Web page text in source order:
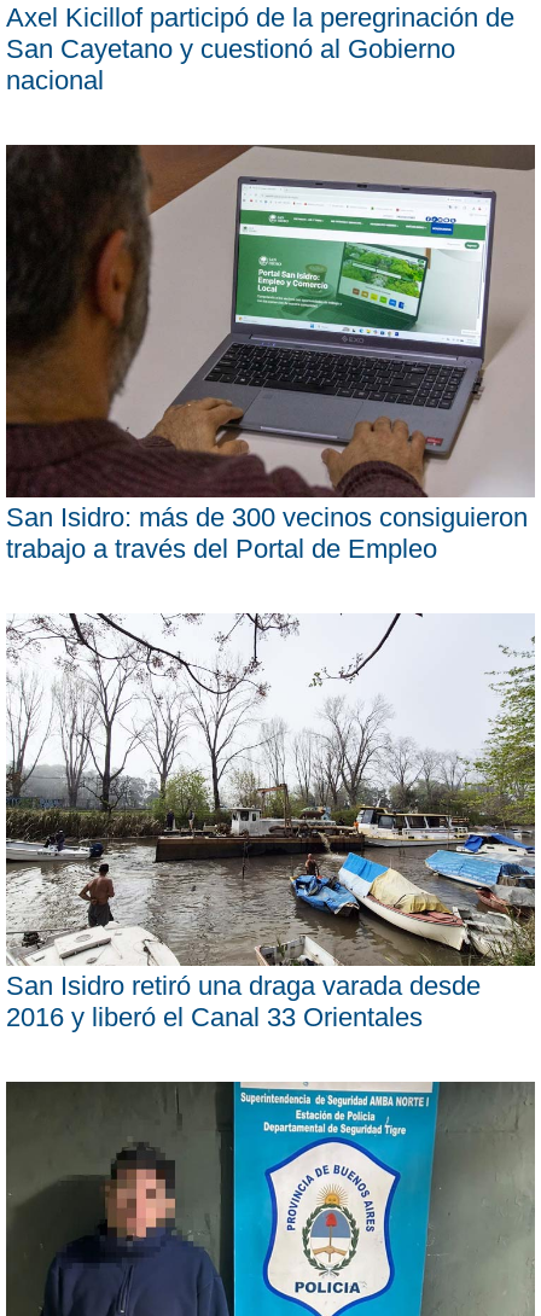
Axel Kicillof participó de la peregrinación de
San Cayetano y cuestionó al Gobierno
nacional
San Isidro: más de 300 vecinos consiguieron
trabajo a través del Portal de Empleo
San Isidro retiró una draga varada desde
2016 y liberó el Canal 33 Orientales